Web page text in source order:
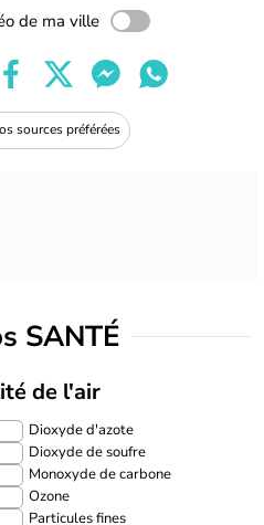
de ma ville
sources préférées
SANTÉ
de l'air
Dioxyde d'azote
Dioxyde de soufre
Monoxyde de carbone
Ozone
Particules fines